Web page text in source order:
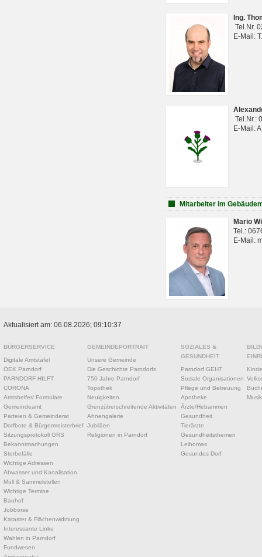
Ing.
Tel.Nr.
E-Mail:
Tel.Nr.:
E-Mail:
Mitarbeiter im
Mario
Tel.:
E-Mail:
Aktualisiert am: 06.08.2026; 09:10:37
BÜRGERSERVICE
Digitale Amtstafel
ÖEK Parndorf
PARNDORF HILFT
CORONA
Amtshelfer/ Formulare
Gemeindeamt
Parteien & Gemeinderat
Dorfbote & Bürgermeisterbrief
Sitzungsprotokoll GRS
Bekanntmachungen
Sterbefälle
Wichtige Adressen
Abwasser und Kanalisation
Müll & Sammelstellen
Wichtige Termine
Bauhof
Jobbörse
Kataster & Flächenwidmung
Interessante Links
Wahlen in Parndorf
Fundwesen
GEMEINDEPORTRAIT
Unsere Gemeinde
Die Geschichte Parndorfs
750 Jahre Parndorf
Topothek
Neuigkeiten
Grenzüberschreitende Aktivitäten
Ahnengalerie
Jubiläen
Religionen in Parndorf
SOZIALES &
GESUNDHEIT
Parndorf GEHT
Soziale Organisationen
Pflege und Betreuung
Apotheke
Ärzte/Hebammen
Gesundheit
Tierärzte
Gesundheitsthemen
Leihomas
Gesundes Dorf